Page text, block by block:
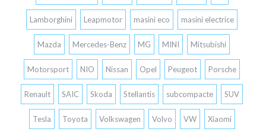
Lamborghini Leapmotor masini eco masini electrice
Mazda Mercedes-Benz MG MINI Mitsubishi
Motorsport NIO Nissan Opel Peugeot Porsche
Renault SAIC Skoda Stellantis subcompacte SUV
Tesla Toyota Volkswagen Volvo VW Xiaomi